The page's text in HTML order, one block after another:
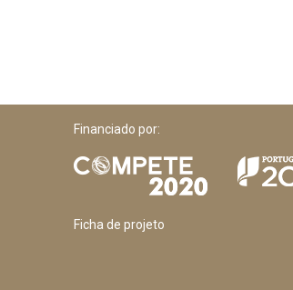
Financiado por:
Ficha de projeto